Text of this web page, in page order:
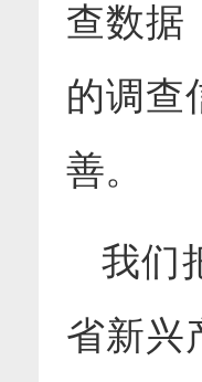
查数据
的调查
善。
我们
省新兴